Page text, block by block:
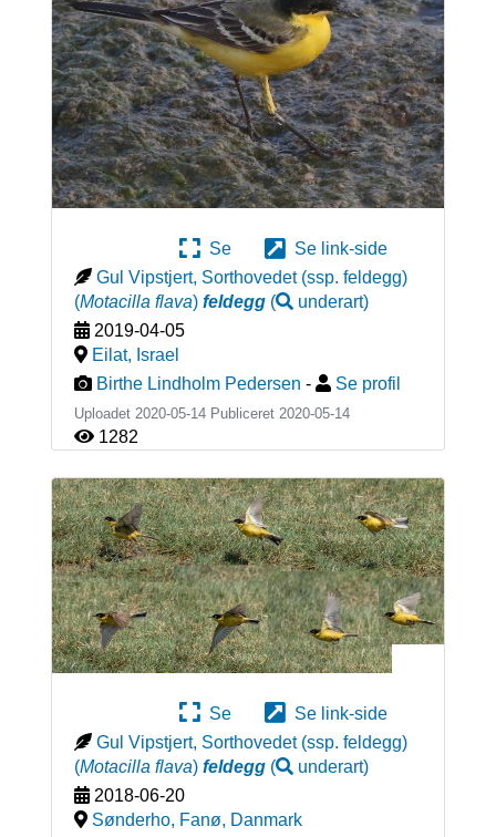
Se
Se link-side
Gul Vipstjert, Sorthovedet (ssp. feldegg)
(Motacilla flava) feldegg( underart)
2019-04-05
Eilat, Israel
Birthe Lindholm Pedersen - Se profil
Uploadet 2020-05-14 Publiceret 2020-05-14
1282
Se
Se link-side
Gul Vipstjert, Sorthovedet (ssp. feldegg)
(Motacilla flava) feldegg( underart)
2018-06-20
Sønderho, Fanø, Danmark